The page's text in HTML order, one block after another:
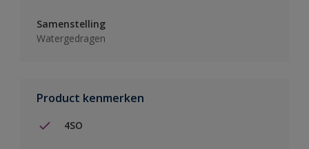
Samenstelling
Watergedragen
Product kenmerken
4SO